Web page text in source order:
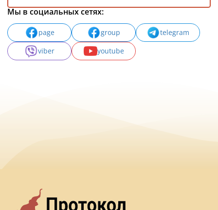
Мы в социальных сетях:
page group
telegram
viber
youtube